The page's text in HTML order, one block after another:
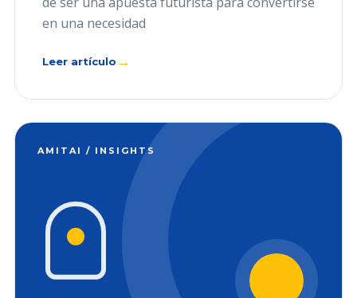
en una necesidad
Leer artículo →
AMITAI / INSIGHTS